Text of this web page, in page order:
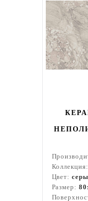
Коллекция:
Цвет:
Размер: